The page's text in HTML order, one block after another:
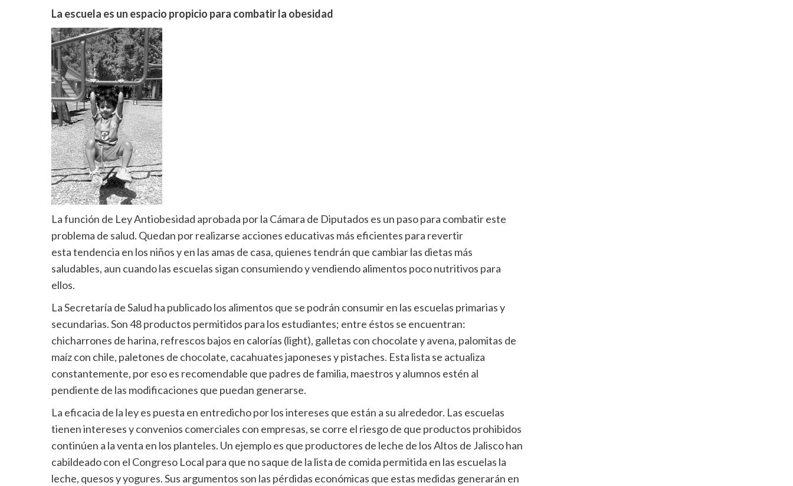
La escuela es un espacio propicio para combatir la obesidad
La función de Ley Antiobesidad aprobada por la Cámara de Diputados es un paso para combatir este
problema de salud. Quedan por realizarse acciones educativas más eficientes para revertir
esta tendencia en los niños y en las amas de casa, quienes tendrán que cambiar las dietas más
saludables, aun cuando las escuelas sigan consumiendo y vendiendo alimentos poco nutritivos para
ellos.
La Secretaría de Salud ha publicado los alimentos que se podrán consumir en las escuelas primarias y
secundarias. Son 48 productos permitidos para los estudiantes; entre éstos se encuentran:
chicharrones de harina, refrescos bajos en calorías (light), galletas con chocolate y avena, palomitas de
maíz con chile, paletones de chocolate, cacahuates japoneses y pistaches. Esta lista se actualiza
constantemente, por eso es recomendable que padres de familia, maestros y alumnos estén al
pendiente de las modificaciones que puedan generarse.
La eficacia de la ley es puesta en entredicho por los intereses que están a su alrededor. Las escuelas
tienen intereses y convenios comerciales con empresas, se corre el riesgo de que productos prohibidos
continúen a la venta en los planteles. Un ejemplo es que productores de leche de los Altos de Jalisco han
cabildeado con el Congreso Local para que no saque de la lista de comida permitida en las escuelas la
leche, quesos y yogures. Sus argumentos son las pérdidas económicas que estas medidas generarán en